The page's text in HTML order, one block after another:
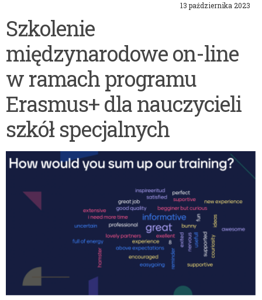
13 października 2023
Szkolenie
międzynarodowe on-line
w ramach programu
Erasmus+ dla nauczycieli
szkół specjalnych
pilotażowego
wdrożenia
„Modelu
funkcjonowania
Specjalistycznych
Centrów
Wspierających
Edukację
(SCWEW)”
a
mikropoświadczenia”
konferencja